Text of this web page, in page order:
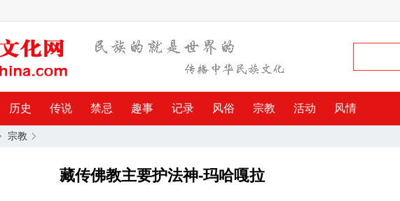
历史 传说 禁忌 趣事 记录 风俗 宗教 活动 风情
宗教
藏传佛教主要护法神-玛哈嘎拉